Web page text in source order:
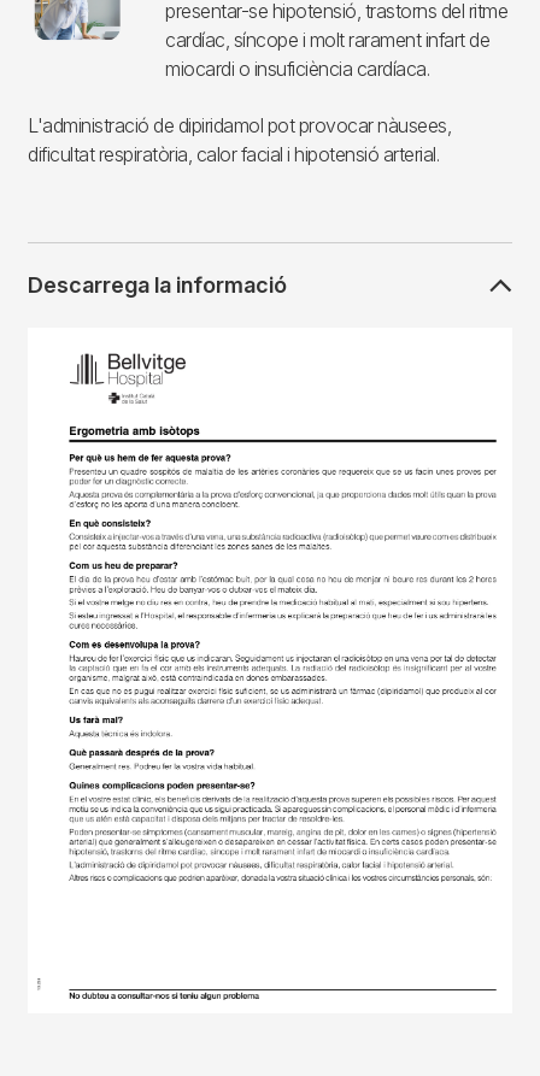
presentar-se hipotensió, trastorns del ritme
cardíac, síncope i molt rarament infart de
miocardi o insuficiència cardíaca.
L'administració de dipiridamol pot provocar nàusees,
dificultat respiratòria, calor facial i hipotensió arterial.
Descarrega la informació